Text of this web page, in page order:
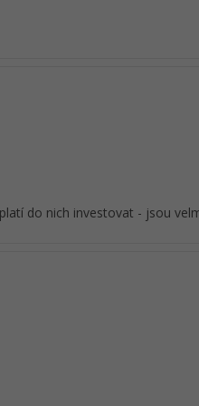
do nich investovat - jsou